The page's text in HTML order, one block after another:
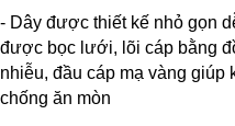
- Dây được thiết kế nhỏ gọn
được bọc lưới, lõi cáp bằng
nhiễu, đầu cáp mạ vàng giúp
chống ăn mòn